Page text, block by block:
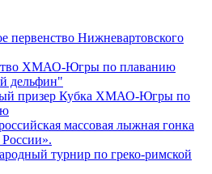
первенство Нижневартовского
ХМАО-Югры по плаванию
дельфин"
призер Кубка ХМАО-Югры по
массовая лыжная гонка
турнир по греко-римской